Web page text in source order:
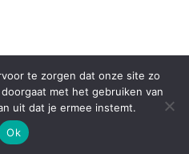
Optima Themes
te zorgen dat onze site zo
met het gebruiken van
uit dat je ermee instemt.
Ok